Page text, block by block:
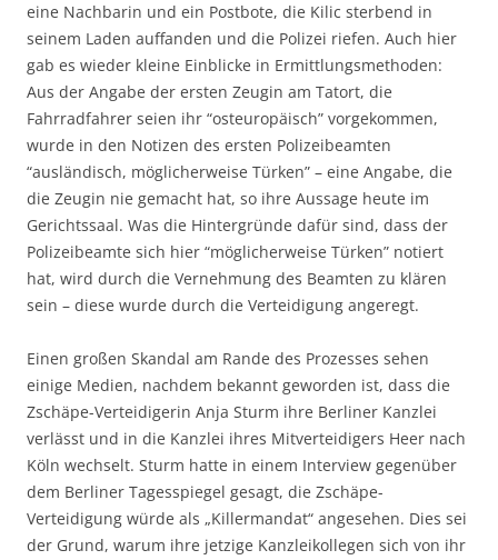
eine Nachbarin und ein Postbote, die Kilic sterbend in
seinem Laden auffanden und die Polizei riefen. Auch hier
gab es wieder kleine Einblicke in Ermittlungsmethoden:
Aus der Angabe der ersten Zeugin am Tatort, die
Fahrradfahrer seien ihr “osteuropäisch” vorgekommen,
wurde in den Notizen des ersten Polizeibeamten
“ausländisch, möglicherweise Türken” – eine Angabe, die
die Zeugin nie gemacht hat, so ihre Aussage heute im
Gerichtssaal. Was die Hintergründe dafür sind, dass der
Polizeibeamte sich hier “möglicherweise Türken” notiert
hat, wird durch die Vernehmung des Beamten zu klären
sein – diese wurde durch die Verteidigung angeregt.
Einen großen Skandal am Rande des Prozesses sehen
einige Medien, nachdem bekannt geworden ist, dass die
Zschäpe-Verteidigerin Anja Sturm ihre Berliner Kanzlei
verlässt und in die Kanzlei ihres Mitverteidigers Heer nach
Köln wechselt. Sturm hatte in einem Interview gegenüber
dem Berliner Tagesspiegel gesagt, die Zschäpe-
Verteidigung würde als „Killermandat“ angesehen. Dies sei
der Grund, warum ihre jetzige Kanzleikollegen sich von ihr